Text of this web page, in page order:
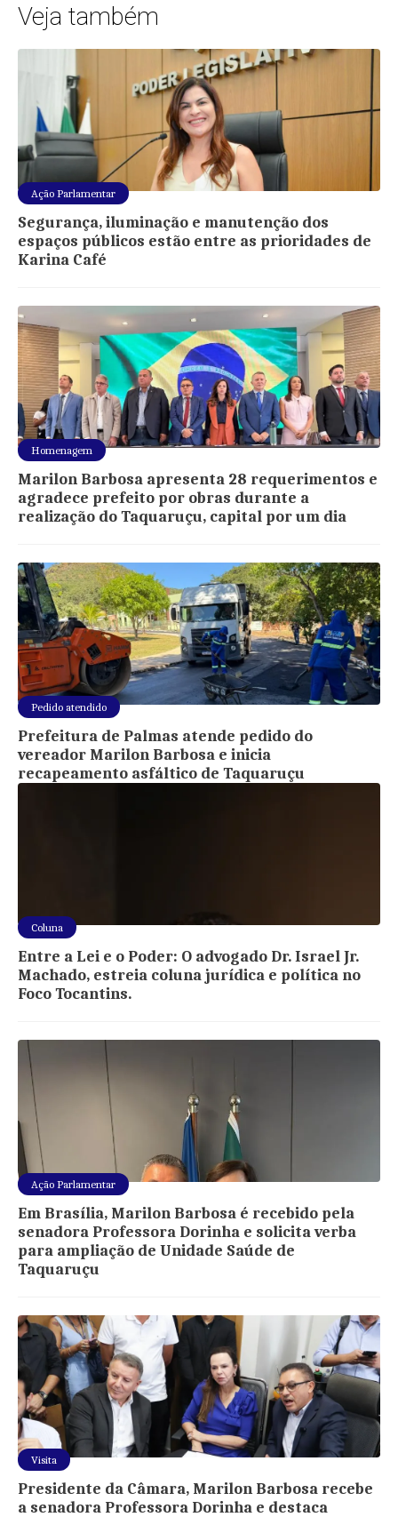
Veja também
Ação Parlamentar
Segurança, iluminação e manutenção dos
espaços públicos estão entre as prioridades de
Karina Café
Homenagem
Marilon Barbosa apresenta 28 requerimentos e
agradece prefeito por obras durante a
realização do Taquaruçu, capital por um dia
Pedido atendido
Prefeitura de Palmas atende pedido do
vereador Marilon Barbosa e inicia
recapeamento asfáltico de Taquaruçu
Coluna
Entre a Lei e o Poder: O advogado Dr. Israel Jr.
Machado, estreia coluna jurídica e política no
Foco Tocantins.
Ação Parlamentar
Em Brasília, Marilon Barbosa é recebido pela
senadora Professora Dorinha e solicita verba
para ampliação de Unidade Saúde de
Taquaruçu
Visita
Presidente da Câmara, Marilon Barbosa recebe
a senadora Professora Dorinha e destaca